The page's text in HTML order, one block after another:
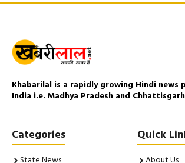
Khabarilal is a rapidly growing Hindi news
India i.e. Madhya Pradesh and
Categories Quick